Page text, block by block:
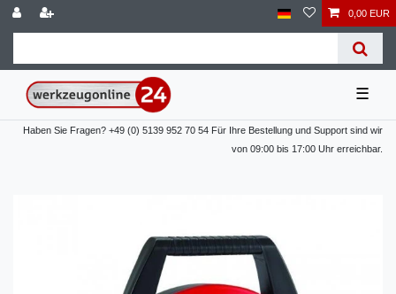
0,00 EUR
☰
Haben Sie Fragen? +49 (0) 5139 952 70 54 Für Ihre Bestellung und Support sind wir
von 09:00 bis 17:00 Uhr erreichbar.